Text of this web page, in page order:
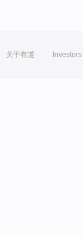
关于有道 Investors